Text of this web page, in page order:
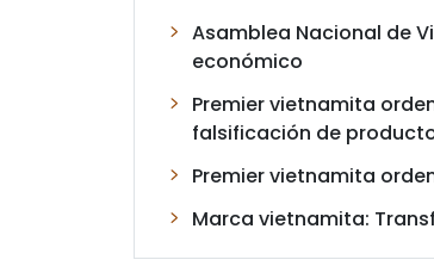
Asamblea Nacional de
económico
Premier vietnamita
falsificación de
Premier vietnamita
Marca vietnamita: